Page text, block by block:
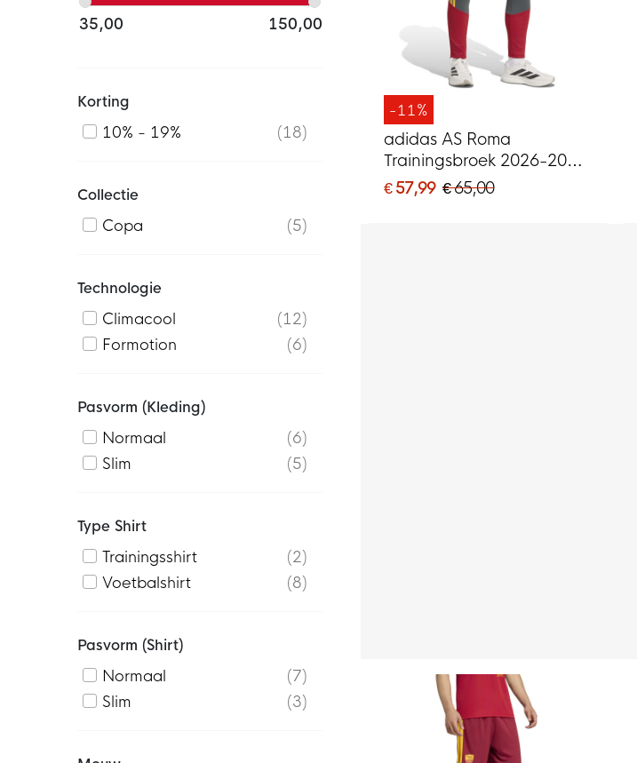
-11%
adidas AS Roma
Trainingsbroek 2026-2027
Donkergrijs Rood Oranje
€ 57,99 € 65,00
35,00 150,00
Korting
10% - 19%
18
Collectie
Copa
5
Technologie
Climacool
12
Formotion
6
Pasvorm (kleding)
Normaal
6
Slim
5
Type Shirt
Trainingsshirt
2
Voetbalshirt
8
Pasvorm (shirt)
Normaal
7
Slim
3